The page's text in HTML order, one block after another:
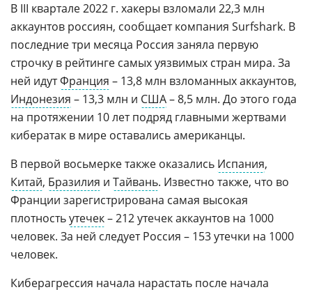
В III квартале 2022 г. хакеры взломали 22,3 млн
аккаунтов россиян, сообщает компания Surfshark. В
последние три месяца Россия заняла первую
строчку в рейтинге самых уязвимых стран мира. За
ней идутФранция – 13,8 млн взломанных аккаунтов,
Индонезия – 13,3 млн и США– 8,5 млн. До этого года
на протяжении 10 лет подряд главными жертвами
кибератак в мире оставались американцы.
В первой восьмерке также оказались Испания,
Китай, Бразилия и Тайвань. Известно также, что во
Франции зарегистрирована самая высокая
плотностьутечек– 212 утечек аккаунтов на 1000
человек. За ней следует Россия – 153 утечки на 1000
человек.
Киберагрессия начала нарастать после начала